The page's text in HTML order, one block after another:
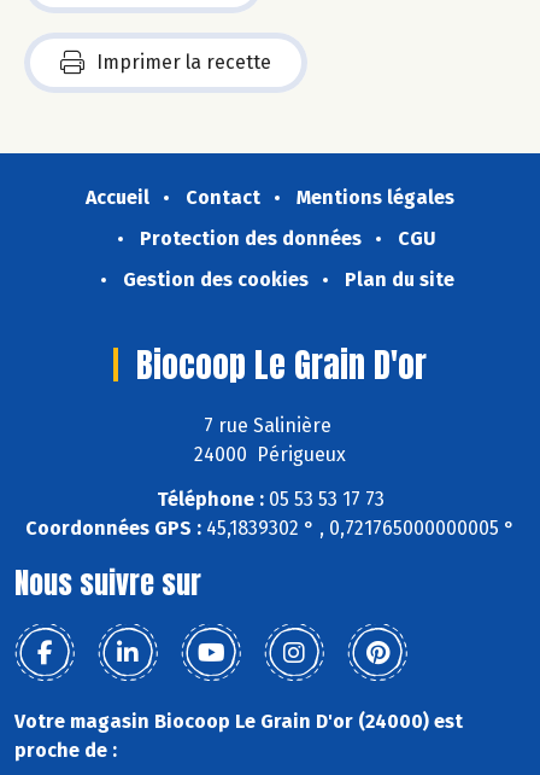
Imprimer la recette
Accueil Contact
Mentions légales
Protection des données
CGU
Gestion des cookies
Plan du site
Biocoop Le Grain D'or
7 rue Salinière
24000 Périgueux
Téléphone :05 53 53 17 73
Coordonnées GPS : 45,1839302 ° , 0,721765000000005 °
Nous suivre sur
Votre magasin Biocoop Le Grain D'or (24000) est
proche de :